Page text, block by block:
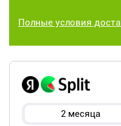
Полные условия
2 месяца